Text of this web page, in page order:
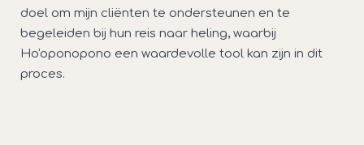
doel om mijn cliënten te ondersteunen en te
begeleiden bij hun reis naar heling, waarbij
Ho'oponopono een waardevolle tool kan zijn in dit
proces.